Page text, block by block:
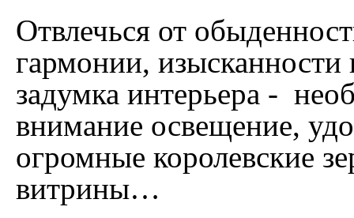
Отвлечься от
гармонии, изысканности
задумка интерьера -
внимание освещение,
огромные королевские
витрины…